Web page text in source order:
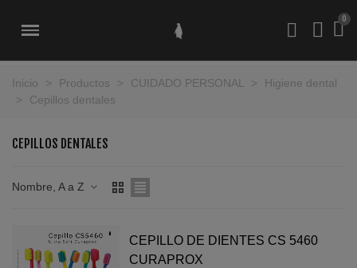
Inicio > Productos > CUIDADO PERSONAL >
Higiene dental
>
Cepillos dentales
CEPILLOS DENTALES
Nombre, A a Z
CEPILLO DE DIENTES CS 5460
CURAPROX